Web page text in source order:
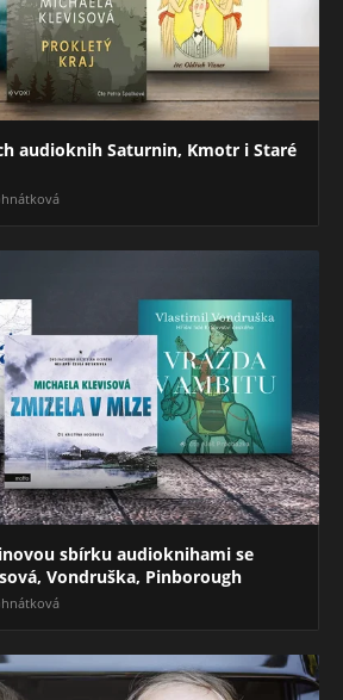
audioknih Saturnin, Kmotr i Staré
sbírku audioknihami se
Vondruška, Pinborough